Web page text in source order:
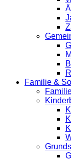
Familie &